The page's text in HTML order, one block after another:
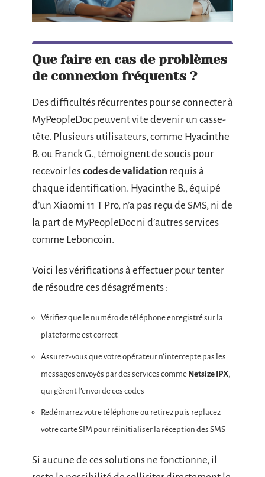
Que faire en cas de problèmes
de connexion fréquents ?
Des difficultés récurrentes pour se connecter à
MyPeopleDoc peuvent vite devenir un casse-
tête. Plusieurs utilisateurs, comme Hyacinthe
B. ou Franck G., témoignent de soucis pour
recevoir lescodes de validation requis à
chaque identification. Hyacinthe B., équipé
d’un Xiaomi 11 T Pro, n’a pas reçu de SMS, ni de
la part de MyPeopleDoc ni d’autres services
comme Leboncoin.
Voici les vérifications à effectuer pour tenter
de résoudre ces désagréments :
Vérifiez que le numéro de téléphone enregistré sur la
plateforme est correct
Assurez-vous que votre opérateur n’intercepte pas les
messages envoyés par des services comme Netsize IPX,
qui gèrent l’envoi de ces codes
Redémarrez votre téléphone ou retirez puis replacez
votre carte SIM pour réinitialiser la réception des SMS
Si aucune de ces solutions ne fonctionne, il